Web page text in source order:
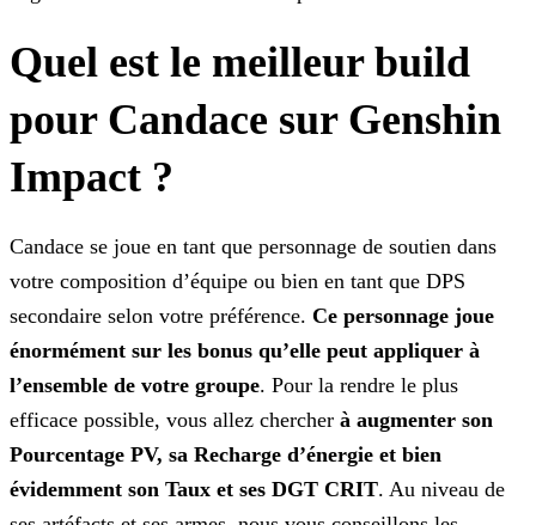
Quel est le meilleur build
pour Candace sur Genshin
Impact ?
Candace se joue en tant que personnage de soutien dans
votre composition d’équipe ou bien en tant que DPS
secondaire selon votre préférence. Ce personnage joue
énormément sur les bonus qu’elle peut appliquer à
l’ensemble de votre groupe. Pour la rendre le plus
efficace possible, vous allez chercher à augmenter son
Pourcentage PV, sa Recharge d’énergie et bien
évidemment son Taux et ses DGT CRIT. Au niveau de